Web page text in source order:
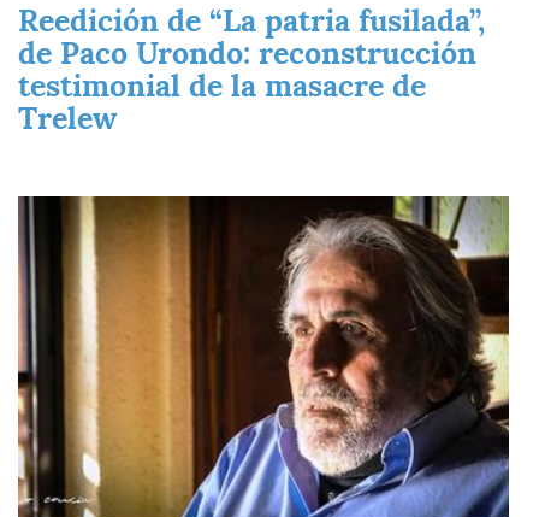
Reedición de “La patria fusilada”,
de Paco Urondo: reconstrucción
testimonial de la masacre de
Trelew